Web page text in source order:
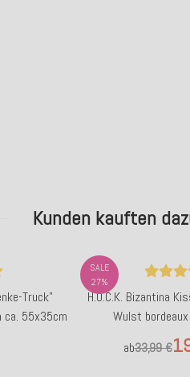
Kunden kauften
Truck"
55x35cm
SALE
27%
H.O.C.K. Bizantina
Wulst
ab33,99 €